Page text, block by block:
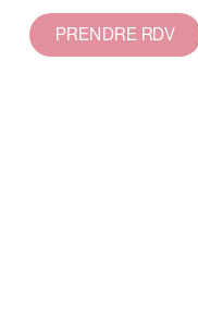
PRENDRE RDV